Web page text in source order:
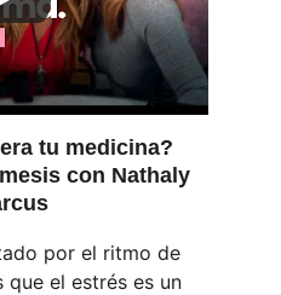
tu medicina?
con Nathaly
por el ritmo de
que el estrés es un